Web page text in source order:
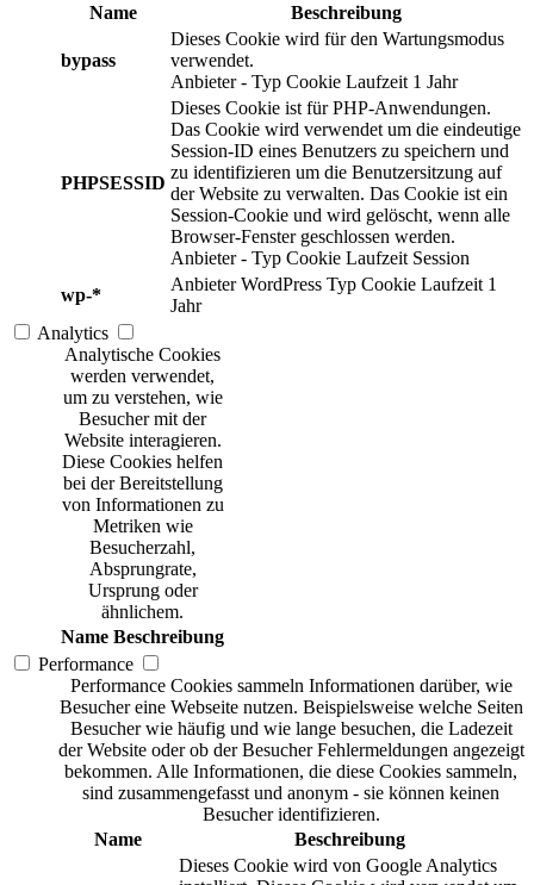
Name
Beschreibung
bypass
Dieses Cookie wird für den Wartungsmodus
verwendet.
Anbieter - Typ Cookie Laufzeit 1 Jahr
PHPSESSID
Dieses Cookie ist für PHP-Anwendungen.
Das Cookie wird verwendet um die eindeutige
Session-ID eines Benutzers zu speichern und
zu identifizieren um die Benutzersitzung auf
der Website zu verwalten. Das Cookie ist ein
Session-Cookie und wird gelöscht, wenn alle
Browser-Fenster geschlossen werden.
Anbieter - Typ Cookie Laufzeit Session
wp-*
Anbieter WordPress Typ Cookie Laufzeit 1
Jahr
Analytics
Analytische Cookies
werden verwendet,
um zu verstehen, wie
Besucher mit der
Website interagieren.
Diese Cookies helfen
bei der Bereitstellung
von Informationen zu
Metriken wie
Besucherzahl,
Absprungrate,
Ursprung oder
ähnlichem.
Name Beschreibung
Performance
Performance Cookies sammeln Informationen darüber, wie
Besucher eine Webseite nutzen. Beispielsweise welche Seiten
Besucher wie häufig und wie lange besuchen, die Ladezeit
der Website oder ob der Besucher Fehlermeldungen angezeigt
bekommen. Alle Informationen, die diese Cookies sammeln,
sind zusammengefasst und anonym - sie können keinen
Besucher identifizieren.
Name
Beschreibung
Dieses Cookie wird von Google Analytics